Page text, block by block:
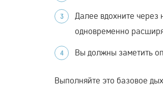
Далее вдохните через
одновременно
Вы должны заметить
Выполняйте это базовое